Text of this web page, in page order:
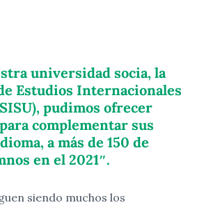
universidad socia, la
Estudios Internacionales
pudimos ofrecer
complementar sus
a más de 150 de
en el 2021″.
siendo muchos los